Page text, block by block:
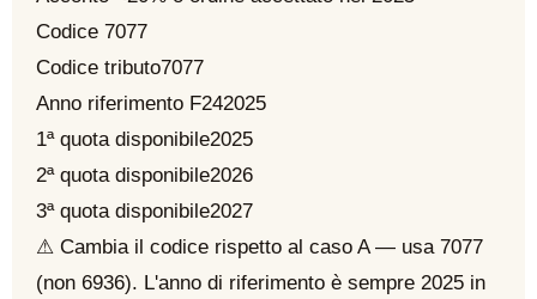
Codice 7077
Codice tributo7077
Anno riferimento F242025
1ª quota disponibile2025
2ª quota disponibile2026
3ª quota disponibile2027
⚠ Cambia il codice rispetto al caso A — usa 7077
(non 6936). L'anno di riferimento è sempre 2025 in